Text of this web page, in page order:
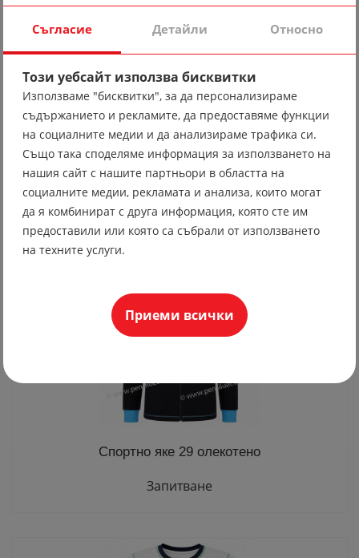
Вратовръзка 10
19.56 лв
10.00 €
Спортно яке 29 олекотено
Запитване
Съгласие Детайли Относно
Този уебсайт използва бисквитки
Използваме "бисквитки", за да персонализираме
съдържанието и рекламите, да предоставяме функции
на социалните медии и да анализираме трафика си.
Също така споделяме информация за използването на
нашия сайт с нашите партньори в областта на
социалните медии, рекламата и анализа, които могат
да я комбинират с друга информация, която сте им
предоставили или която са събрали от използването
на техните услуги.
Приеми всички